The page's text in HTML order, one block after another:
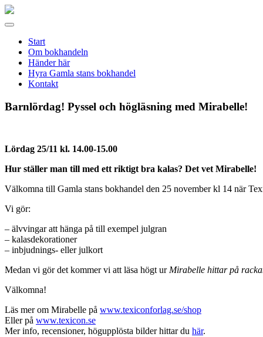
Gamla
Meny
Start
Om bokhandeln
Händer här
Hyra Gamla stans bokhandel
Kontakt
Barnlördag! Pyssel och högläsning med Mirabelle!
Lördag 25/11 kl. 14.00-15.00
Hur ställer man till med ett riktigt bra kalas? Det vet Mirabelle!
Välkomna till Gamla stans bokhandel den 25 november kl 14 när
Vi gör:
– älvvingar att hänga på till exempel julgran
– kalasdekorationer
– inbjudnings- eller julkort
Medan vi gör det kommer vi att läsa högt urMirabelle hittar på
Välkomna!
Läs mer om Mirabelle på www.texiconforlag.se/shop
Eller på www.texicon.se
Mer info, recensioner, högupplösta bilder hittar du här.